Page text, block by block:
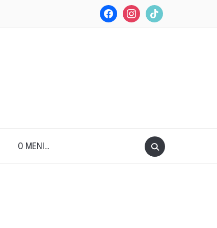
facebookinstagramtiktok
O MENI…